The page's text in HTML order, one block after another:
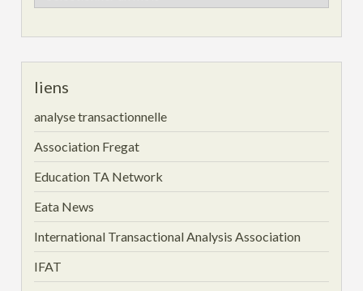
archives
liens
analyse transactionnelle
Association Fregat
Education TA Network
Eata News
International Transactional Analysis Association
IFAT